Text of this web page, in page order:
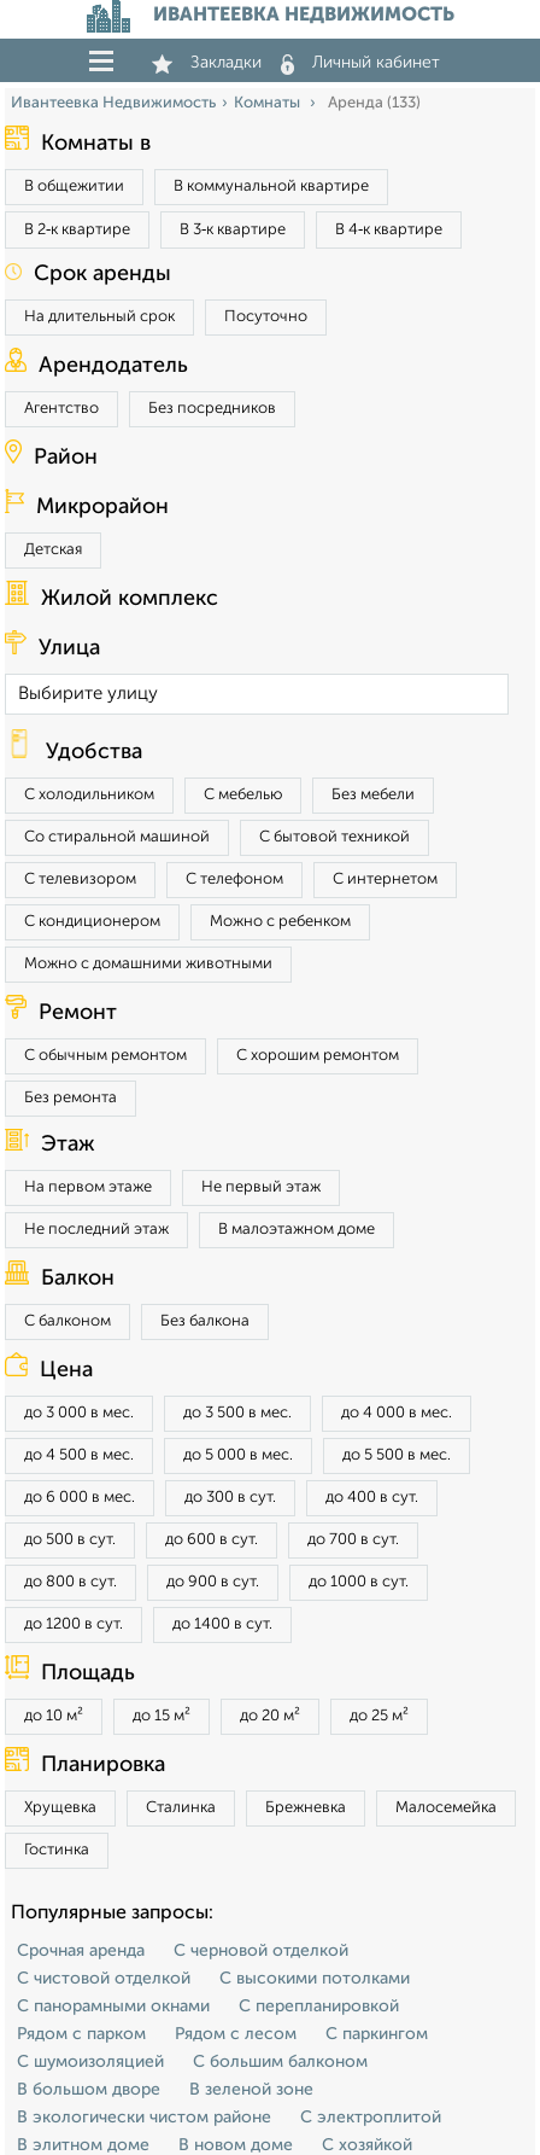
ИВАНТЕЕВКА НЕДВИЖИМОСТЬ
Закладки Личный кабинет
Ивантеевка Недвижимость Комнаты Аренда (133)
Комнаты в
В общежитии В коммунальной квартире
В 2‑к квартире В 3‑к квартире В 4‑к квартире
Срок аренды
На длительный срок Посуточно
Арендодатель
Агентство Без посредников
Район
Микрорайон
Детская
Жилой комплекс
Улица
Удобства
С холодильником С мебелью Без мебели
Со стиральной машиной С бытовой техникой
С телевизором С телефоном С интернетом
С кондиционером Можно с ребенком
Можно с домашними животными
Ремонт
С обычным ремонтом С хорошим ремонтом
Без ремонта
Этаж
На первом этаже Не первый этаж
Не последний этаж В малоэтажном доме
Балкон
С балконом Без балкона
Цена
до 3 000 в мес. до 3 500 в мес. до 4 000 в мес.
до 4 500 в мес. до 5 000 в мес. до 5 500 в мес.
до 6 000 в мес. до 300 в сут. до 400 в сут.
до 500 в сут. до 600 в сут. до 700 в сут.
до 800 в сут. до 900 в сут. до 1000 в сут.
до 1200 в сут. до 1400 в сут.
Площадь
до 10 м² до 15 м² до 20 м² до 25 м²
Планировка
Хрущевка Сталинка Брежневка Малосемейка
Гостинка
Популярные запросы:
Срочная аренда
С черновой отделкой
С чистовой отделкой
С высокими потолками
С панорамными окнами
С перепланировкой
Рядом с парком
Рядом с лесом
С паркингом
С шумоизоляцией
С большим балконом
В большом дворе
В зеленой зоне
В экологически чистом районе
С электроплитой
В элитном доме
В новом доме
С хозяйкой